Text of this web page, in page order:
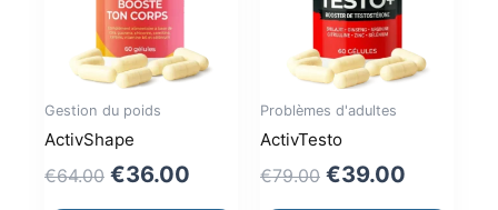
Gestion du poids
ActivShape
€64.00 Original
price
€36.00 Current
price
Problèmes d'adultes
ActivTesto
€79.00 Original
price
€39.00
price